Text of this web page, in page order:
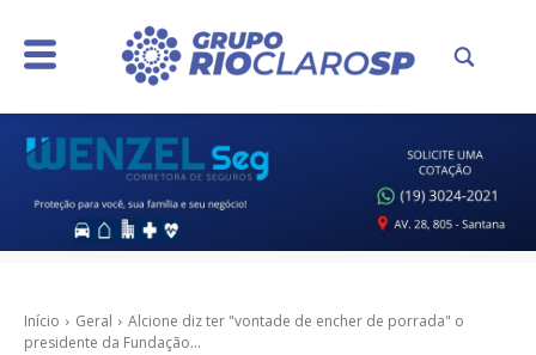
Início Geral
Alcione diz ter "vontade de encher de porrada" o
presidente da Fundação...